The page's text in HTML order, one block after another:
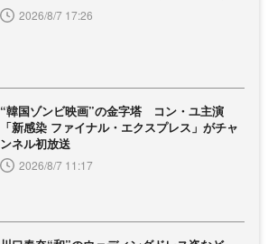
2026/8/7 17:26
“韓国ゾンビ映画”の金字塔 コン・ユ主演
「新感染 ファイナル・エクスプレス」がチャ
ンネル初放送
2026/8/7 11:17